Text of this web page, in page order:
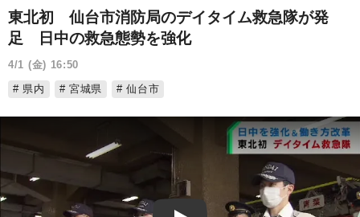
東北初 仙台市消防局のデイタイム救急隊が発
足 日中の救急態勢を強化
4/1 (金) 16:50
県内
宮城県 仙台市